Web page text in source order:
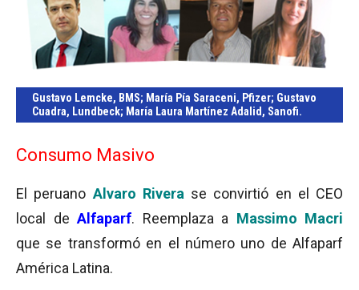
Gustavo Lemcke, BMS; María Pía Saraceni, Pfizer; Gustavo
Cuadra, Lundbeck; María Laura Martínez Adalid, Sanofi.
Consumo Masivo
El peruano Alvaro Rivera se convirtió en el CEO
local de Alfaparf. Reemplaza a Massimo Macri
que se transformó en el número uno de Alfaparf
América Latina.